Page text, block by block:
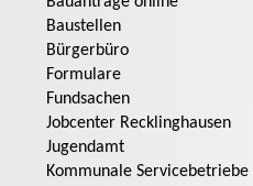
Baustellen
Bürgerbüro
Formulare
Fundsachen
Jobcenter Recklinghausen
Jugendamt
Kommunale Servicebetriebe